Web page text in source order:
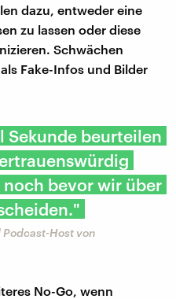
dazu, entweder eine
zu lassen oder diese
Schwächen
Fake-Infos und Bilder
Sekunde beurteilen
bevor wir über
Host von
No-Go, wenn